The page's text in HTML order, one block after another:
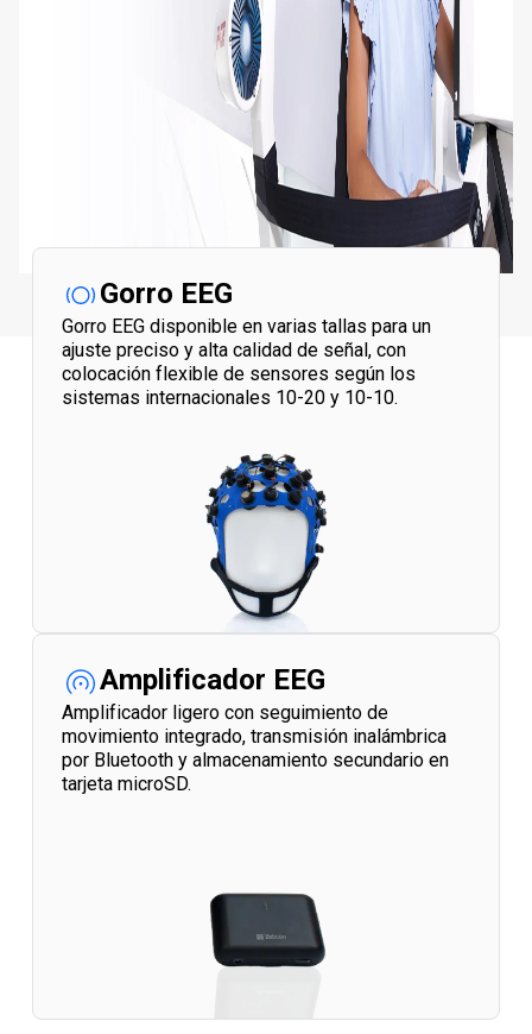
Gorro EEG
Gorro EEG disponible en varias tallas para un
ajuste preciso y alta calidad de señal, con
colocación flexible de sensores según los
sistemas internacionales 10-20 y 10-10.
Amplificador EEG
Amplificador ligero con seguimiento de
movimiento integrado, transmisión inalámbrica
por Bluetooth y almacenamiento secundario en
tarjeta microSD.